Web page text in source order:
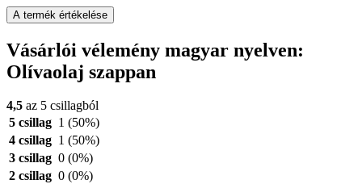
A termék értékelése
Vásárlói vélemény magyar nyelven:
Olívaolaj szappan
4,5 az 5 csillagból
5 csillag 1 (50%)
4 csillag 1 (50%)
3 csillag 0 (0%)
2 csillag 0 (0%)